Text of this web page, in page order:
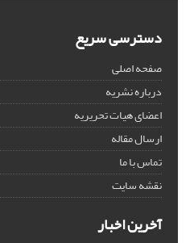
دسترسی سریع
صفحه اصلی
درباره نشریه
اعضای هیات تحریریه
ارسال مقاله
تماس با ما
نقشه سایت
آخرین اخبار